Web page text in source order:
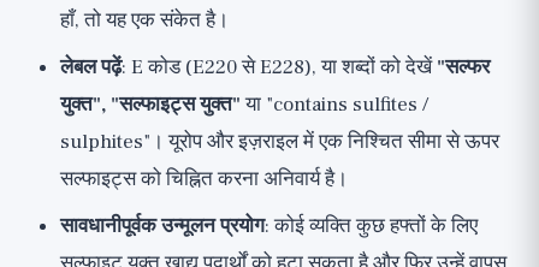
हाँ, तो यह एक संकेत है।
लेबल पढ़ें: E कोड (E220 से E228), या शब्दों को देखें"सल्फर
युक्त", "सल्फाइट्स युक्त"या "contains sulfites /
sulphites"। यूरोप और इज़राइल में एक निश्चित सीमा से ऊपर
सल्फाइट्स को चिह्नित करना अनिवार्य है।
सावधानीपूर्वक उन्मूलन प्रयोग: कोई व्यक्ति कुछ हफ्तों के लिए